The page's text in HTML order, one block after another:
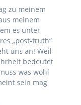
zu meinem
meinem
es unter
„post-truth“
uns an! Weil
bedeutet
was wohl
sein mag